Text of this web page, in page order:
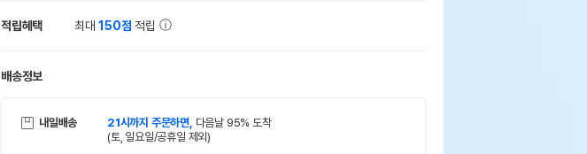
적립혜택 최대150점 적립
배송정보
내일배송 21시까지 주문하면, 다음날 95% 도착
(토, 일요일/공휴일 제외)